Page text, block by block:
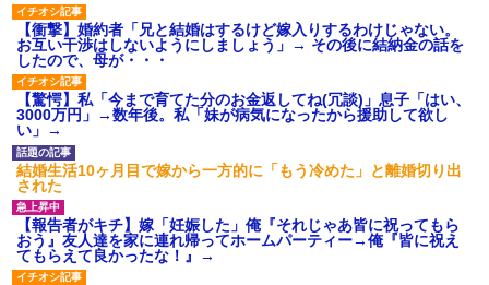
【衝撃】婚約者「兄と結婚はするけど嫁入りするわけじゃない。
お互い干渉はしないようにしましょう」→ その後に結納金の話を
したので、母が・・・
【驚愕】私「今まで育てた分のお金返してね(冗談)」息子「はい、
3000万円」→数年後。私「妹が病気になったから援助して欲し
い」→
結婚生活10ヶ月目で嫁から一方的に「もう冷めた」と離婚切り出
された
【報告者がキチ】嫁「妊娠した」俺『それじゃあ皆に祝ってもら
おう』友人達を家に連れ帰ってホームパーティー→俺『皆に祝え
てもらえて良かったな！』→